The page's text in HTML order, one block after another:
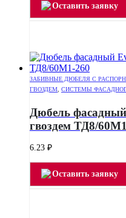
Оставить заявку
ЗАБИВНЫЕ ДЮБЕЛЯ С
ГВОЗДЕМ СИСТЕМЫ
Дюбель
гвоздем ТД8/
6.23 ₽
Оставить заявку